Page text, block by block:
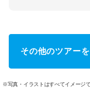
その他のツアー
※写真・イラストはすべてイメージ